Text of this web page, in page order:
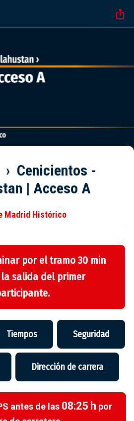
› Cenicientos -
| Acceso A
Madrid Histórico
por el tramo 30 min
salida del primer
Tiempos Seguridad
Dirección de carrera
antes de las 08:25 h por